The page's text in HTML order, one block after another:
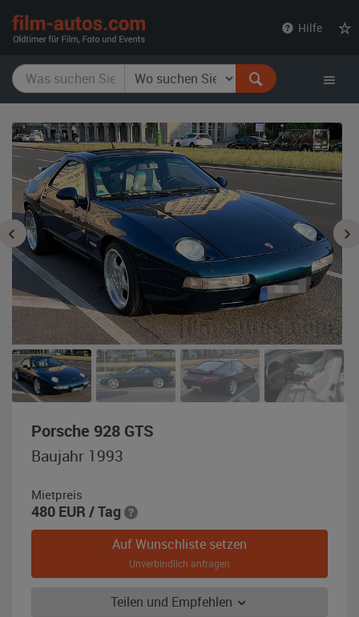
Hilfe
Porsche 928 GTS
Baujahr 1993
Mietpreis
480 EUR / Tag
Auf Wunschliste setzen
Unverbindlich anfragen
Teilen und Empfehlen